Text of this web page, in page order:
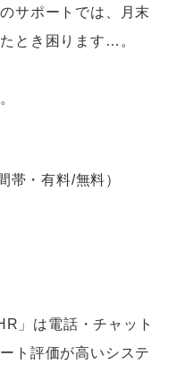
サポートでは、月末
とき困ります…。
帯・有料/無料）
」は電話・チャット
ト評価が高いシステ